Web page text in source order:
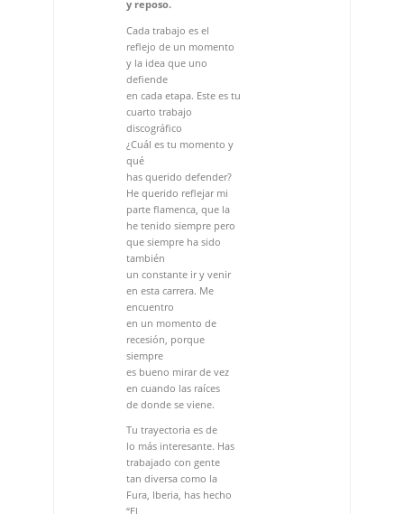
discográfico
¿Cuál es tu momento y
qué
has querido defender?
He querido reflejar mi
parte flamenca, que la
he tenido siempre pero
que siempre ha sido
también
un constante ir y venir
en esta carrera. Me
encuentro
en un momento de
recesión, porque
siempre
es bueno mirar de vez
en cuando las raíces
de donde se viene.
Tu trayectoria es de
lo más interesante. Has
trabajado con gente
tan diversa como la
Fura, Iberia, has hecho
“El
amor brujo”, has
cantado a Billy Holliday,
a Serrat, a Bob Marley…
Eso no es casualidad
¿Qué tiene Ginesa
Ortega para que
se embarque en